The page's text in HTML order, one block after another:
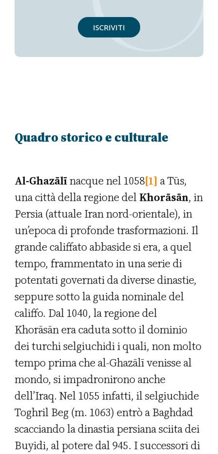
ISCRIVITI
Quadro storico e culturale
Al-Ghazālīnacque nel 1058[1] a Tūs,
una città della regione del Khorāsān, in
Persia (attuale Iran nord-orientale), in
un’epoca di profonde trasformazioni. Il
grande califfato abbaside si era, a quel
tempo, frammentato in una serie di
potentati governati da diverse dinastie,
seppure sotto la guida nominale del
califfo. Dal 1040, la regione del
Khorāsān era caduta sotto il dominio
dei turchi selgiuchidi i quali, non molto
tempo prima che al-Ghazālī venisse al
mondo, si impadronirono anche
dell’Iraq. Nel 1055 infatti, il selgiuchide
Toghril Beg (m. 1063) entrò a Baghdad
scacciando la dinastia persiana sciita dei
Buyidi, al potere dal 945. I successori di